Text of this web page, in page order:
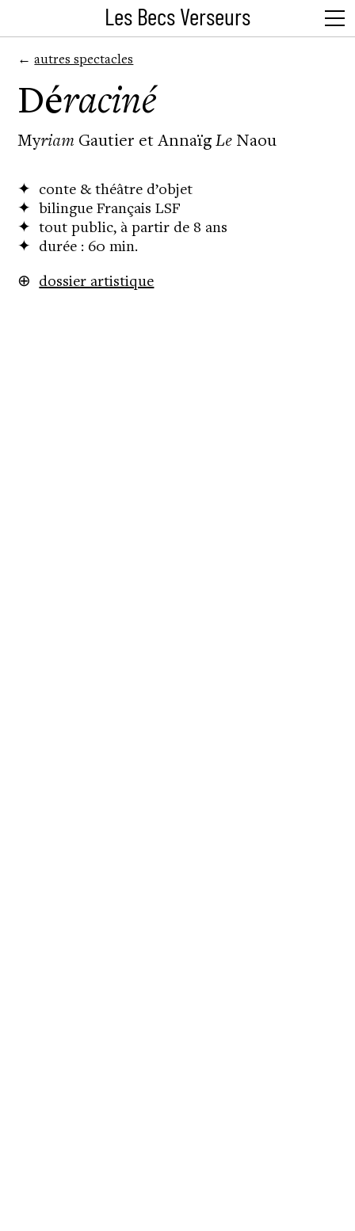
Les Becs Verseurs
←autres spectacles
Déraciné
Myriam Gautier et Annaïg Le Naou
✦ conte & théâtre d’objet
✦ bilingue Français LSF
✦ tout public, à partir de 8 ans
✦ durée : 60 min.
⊕ dossier artistique